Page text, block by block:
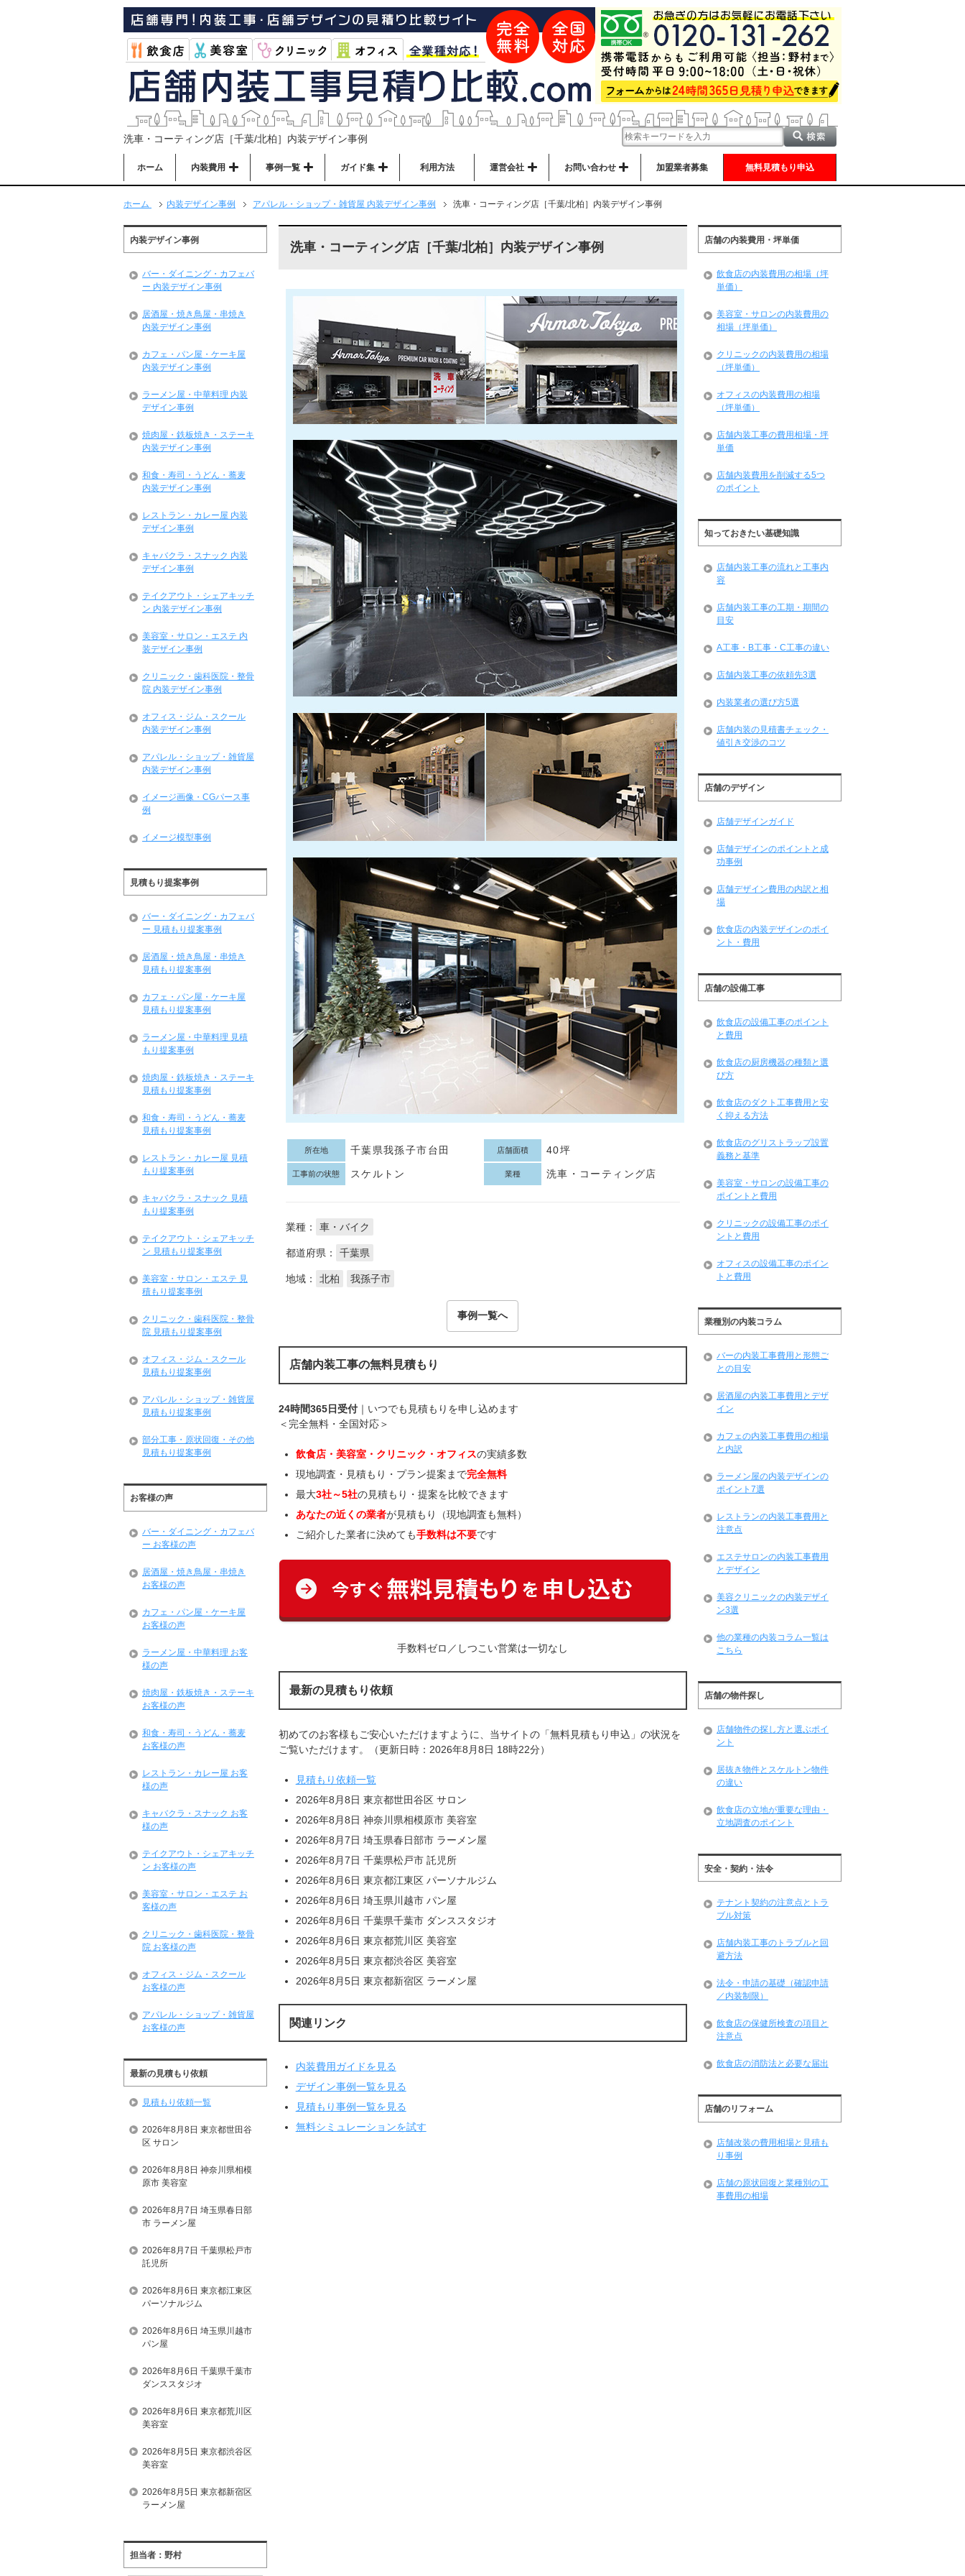
洗車・コーティング店［千葉/北柏］内装デザイン事例
ホーム 内装費用 事例一覧 ガイド集 利用方法 運営会社 お問い合わせ 加盟業者募集 無料見積もり申込
ホーム 内装デザイン事例 アパレル・ショップ・雑貨屋 内装デザイン事例 洗車・コーティング店［千葉/北柏］内装デザイン事例
洗車・コーティング店［千葉/北柏］内装デザイン事例
所在地 千葉県我孫子市台田 店舗面積 40坪
工事前の状態 スケルトン 業種 洗車・コーティング店
業種： 車・バイク
都道府県： 千葉県
地域： 北柏 我孫子市
事例一覧へ
店舗内装工事の無料見積もり
24時間365日受付｜いつでも見積もりを申し込めます
＜完全無料・全国対応＞
飲食店・美容室・クリニック・オフィスの実績多数
現地調査・見積もり・プラン提案まで完全無料
最大3社～5社の見積もり・提案を比較できます
あなたの近くの業者が見積もり（現地調査も無料）
ご紹介した業者に決めても手数料は不要です
手数料ゼロ／しつこい営業は一切なし
最新の見積もり依頼
初めてのお客様もご安心いただけますように、当サイトの「無料見積もり申込」の状況を
ご覧いただけます。（更新日時：2026年8月8日 18時22分）
見積もり依頼一覧
2026年8月8日 東京都世田谷区 サロン
2026年8月8日 神奈川県相模原市 美容室
2026年8月7日 埼玉県春日部市 ラーメン屋
2026年8月7日 千葉県松戸市 託児所
2026年8月6日 東京都江東区 パーソナルジム
2026年8月6日 埼玉県川越市 パン屋
2026年8月6日 千葉県千葉市 ダンススタジオ
2026年8月6日 東京都荒川区 美容室
2026年8月5日 東京都渋谷区 美容室
2026年8月5日 東京都新宿区 ラーメン屋
関連リンク
内装費用ガイドを見る
デザイン事例一覧を見る
見積もり事例一覧を見る
無料シミュレーションを試す
内装デザイン事例
バー・ダイニング・カフェバ
ー 内装デザイン事例
居酒屋・焼き鳥屋・串焼き
内装デザイン事例
カフェ・パン屋・ケーキ屋
内装デザイン事例
ラーメン屋・中華料理 内装
デザイン事例
焼肉屋・鉄板焼き・ステーキ
内装デザイン事例
和食・寿司・うどん・蕎麦
内装デザイン事例
レストラン・カレー屋 内装
デザイン事例
キャバクラ・スナック 内装
デザイン事例
テイクアウト・シェアキッチ
ン 内装デザイン事例
美容室・サロン・エステ 内
装デザイン事例
クリニック・歯科医院・整骨
院 内装デザイン事例
オフィス・ジム・スクール
内装デザイン事例
アパレル・ショップ・雑貨屋
内装デザイン事例
イメージ画像・CGパース事
例
イメージ模型事例
見積もり提案事例
バー・ダイニング・カフェバ
ー 見積もり提案事例
居酒屋・焼き鳥屋・串焼き
見積もり提案事例
カフェ・パン屋・ケーキ屋
見積もり提案事例
ラーメン屋・中華料理 見積
もり提案事例
焼肉屋・鉄板焼き・ステーキ
見積もり提案事例
和食・寿司・うどん・蕎麦
見積もり提案事例
レストラン・カレー屋 見積
もり提案事例
キャバクラ・スナック 見積
もり提案事例
テイクアウト・シェアキッチ
ン 見積もり提案事例
美容室・サロン・エステ 見
積もり提案事例
クリニック・歯科医院・整骨
院 見積もり提案事例
オフィス・ジム・スクール
見積もり提案事例
アパレル・ショップ・雑貨屋
見積もり提案事例
部分工事・原状回復・その他
見積もり提案事例
お客様の声
バー・ダイニング・カフェバ
ー お客様の声
居酒屋・焼き鳥屋・串焼き
お客様の声
カフェ・パン屋・ケーキ屋
お客様の声
ラーメン屋・中華料理 お客
様の声
焼肉屋・鉄板焼き・ステーキ
お客様の声
和食・寿司・うどん・蕎麦
お客様の声
レストラン・カレー屋 お客
様の声
キャバクラ・スナック お客
様の声
テイクアウト・シェアキッチ
ン お客様の声
美容室・サロン・エステ お
客様の声
クリニック・歯科医院・整骨
院 お客様の声
オフィス・ジム・スクール
お客様の声
アパレル・ショップ・雑貨屋
お客様の声
最新の見積もり依頼
見積もり依頼一覧
2026年8月8日 東京都世田谷
区 サロン
2026年8月8日 神奈川県相模
原市 美容室
2026年8月7日 埼玉県春日部
市 ラーメン屋
2026年8月7日 千葉県松戸市
託児所
2026年8月6日 東京都江東区
パーソナルジム
2026年8月6日 埼玉県川越市
パン屋
2026年8月6日 千葉県千葉市
ダンススタジオ
2026年8月6日 東京都荒川区
美容室
2026年8月5日 東京都渋谷区
美容室
2026年8月5日 東京都新宿区
ラーメン屋
担当者：野村
店舗の内装費用・坪単価
飲食店の内装費用の相場（坪
単価）
美容室・サロンの内装費用の
相場（坪単価）
クリニックの内装費用の相場
（坪単価）
オフィスの内装費用の相場
（坪単価）
店舗内装工事の費用相場・坪
単価
店舗内装費用を削減する5つ
のポイント
知っておきたい基礎知識
店舗内装工事の流れと工事内
容
店舗内装工事の工期・期間の
目安
A工事・B工事・C工事の違い
店舗内装工事の依頼先3選
内装業者の選び方5選
店舗内装の見積書チェック・
値引き交渉のコツ
店舗のデザイン
店舗デザインガイド
店舗デザインのポイントと成
功事例
店舗デザイン費用の内訳と相
場
飲食店の内装デザインのポイ
ント・費用
店舗の設備工事
飲食店の設備工事のポイント
と費用
飲食店の厨房機器の種類と選
び方
飲食店のダクト工事費用と安
く抑える方法
飲食店のグリストラップ設置
義務と基準
美容室・サロンの設備工事の
ポイントと費用
クリニックの設備工事のポイ
ントと費用
オフィスの設備工事のポイン
トと費用
業種別の内装コラム
バーの内装工事費用と形態ご
との目安
居酒屋の内装工事費用とデザ
イン
カフェの内装工事費用の相場
と内訳
ラーメン屋の内装デザインの
ポイント7選
レストランの内装工事費用と
注意点
エステサロンの内装工事費用
とデザイン
美容クリニックの内装デザイ
ン3選
他の業種の内装コラム一覧は
こちら
店舗の物件探し
店舗物件の探し方と選ぶポイ
ント
居抜き物件とスケルトン物件
の違い
飲食店の立地が重要な理由・
立地調査のポイント
安全・契約・法令
テナント契約の注意点とトラ
ブル対策
店舗内装工事のトラブルと回
避方法
法令・申請の基礎（確認申請
／内装制限）
飲食店の保健所検査の項目と
注意点
飲食店の消防法と必要な届出
店舗のリフォーム
店舗改装の費用相場と見積も
り事例
店舗の原状回復と業種別の工
事費用の相場